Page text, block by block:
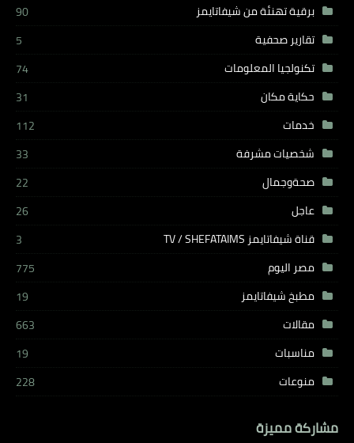
برقية تهنئة من شيفاتايمز
90
تقارير صحفية
5
تكنولجيا المعلومات
74
حكاية مكان
31
خدمات
112
شخصيات مشرفة
33
صحةوجمال
22
عاجل
26
قناة شيفاتايمز TV / SHEFATAIMS
3
مصر اليوم
775
مطبخ شيفاتايمز
19
مقالات
663
مناسبات
19
منوعات
228
مشاركة مميزة